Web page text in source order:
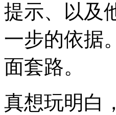
提示、以及
一步的依据
面套路。
真想玩明白